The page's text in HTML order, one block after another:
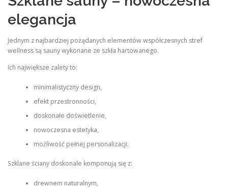
elegancja
Jednym z najbardziej pożądanych elementów współczesnych stref
wellness są sauny wykonane ze szkła hartowanego.
Ich największe zalety to:
minimalistyczny design,
efekt przestronności,
doskonałe doświetlenie,
nowoczesna estetyka,
możliwość pełnej personalizacji.
Szklane ściany doskonale komponują się z:
drewnem naturalnym,